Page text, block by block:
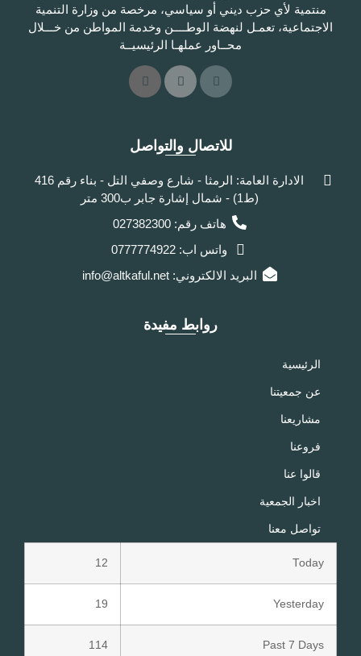
منتمية لأي حزب ديني أو سياسي، مرخصة من وزارة التنمية
الاجتماعية، تعمـل لنهضة الوطــــن وخدمة المواطن من خـــلال
محــاور عملهـا الرئيسيــة
للاتصال والتواصل
الادارة العامة: الرمثا - شارع وصفي التل - بناء رقم 416
(ط1) - شمال إشارة جابر ب300 متر
هاتف رقم: 027382300
واتس اب: 0777774922
البريد الالكتروني: info@altkaful.net
روابط مفيدة
الرئيسية
عن جمعيتنا
مشاريعنا
فروعنا
قالوا عنا
اخبار الجمعية
تواصل معنا
Today
12
Yesterday
19
Past 7 Days
114